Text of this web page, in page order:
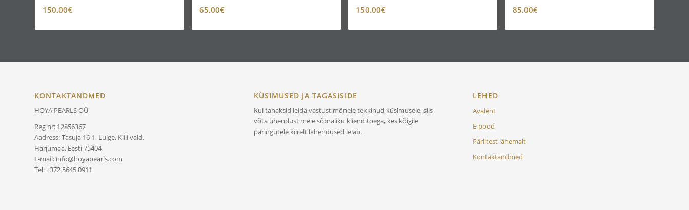
150.00€ 65.00€ 150.00€ 85.00€
KONTAKTANDMED
HOYA PEARLS OÜ
Reg nr: 12856367
Aadress: Tasuja 16-1, Luige, Kiili vald,
Harjumaa, Eesti 75404
E-mail: info@hoyapearls.com
Tel: +372 5645 0911
KÜSIMUSED JA TAGASISIDE
Kui tahaksid leida vastust mõnele tekkinud küsimusele, siis
võta ühendust meie sõbraliku klienditoega, kes kõigile
päringutele kiirelt lahendused leiab.
LEHED
Avaleht
E-pood
Pärlitest lähemalt
Kontaktandmed